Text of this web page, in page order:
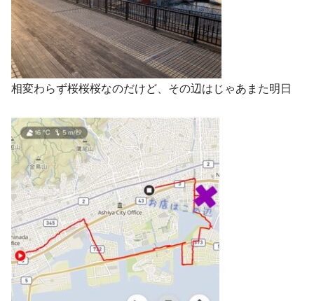
相変わらず桜桜桜なのだけど、その辺はじゃあまた明日